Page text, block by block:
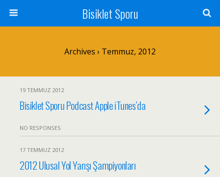
Bisiklet Sporu
Archives › Temmuz, 2012
19 TEMMUZ 2012
Bisiklet Sporu Podcast Apple iTunes’da
NO RESPONSES
17 TEMMUZ 2012
2012 Ulusal Yol Yarışı Şampiyonları